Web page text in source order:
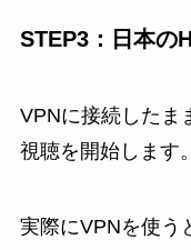
STEP3：日本の
VPNに接続したま
視聴を開始します。
実際にVPNを使う